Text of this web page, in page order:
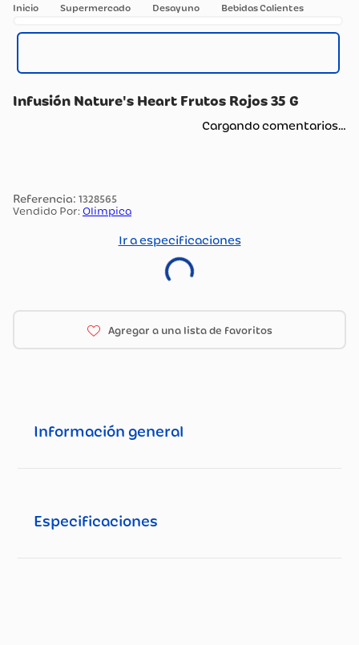
Supermercado Desayuno Bebidas Calientes
Infusión Nature's Heart Frutos Rojos 35 G
Cargando comentarios…
: 1328565
Vendido Por: Olimpica
Ir a especificaciones
Información general
Especificaciones